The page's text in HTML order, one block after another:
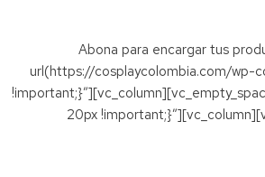
Abona para encargar tus
url(https://cosplaycolombia.com/
20px